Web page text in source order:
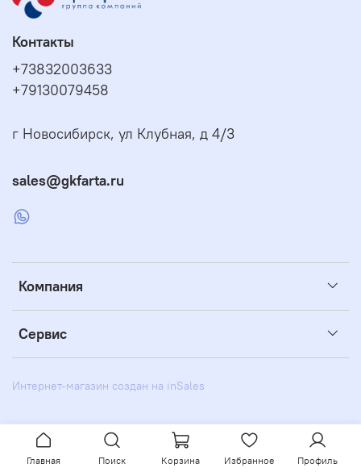
Компания
Сервис
Контакты
+73832003633
+79130079458
г Новосибирск, ул Клубная, д 4/3
sales@gkfarta.ru
Интернет-магазин создан на inSales
Главная Поиск Корзина Избранное Профиль